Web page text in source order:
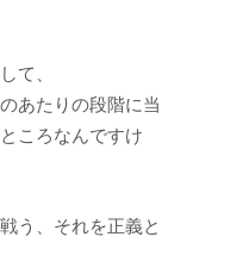
て、
あたりの段階に当
ころなんですけ
う、それを正義と